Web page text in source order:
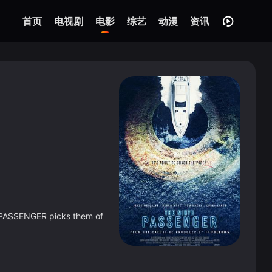
首页 电视剧 电影 综艺 动漫 资讯
picks them of